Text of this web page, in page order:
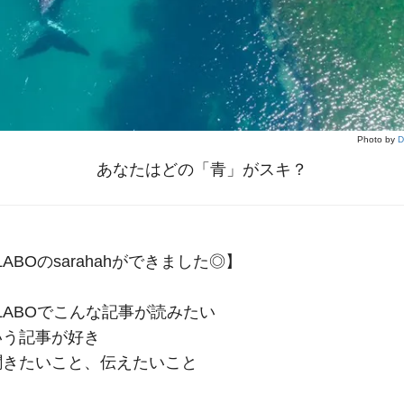
Photo by
あなたはどの「青」がスキ？
のsarahahができました◎】
でこんな記事が読みたい
記事が好き
たいこと、伝えたいこと